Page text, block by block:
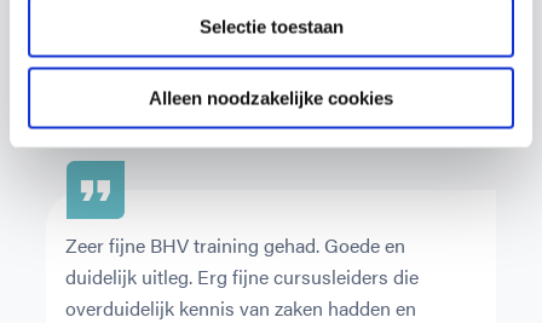
Selectie toestaan
Alleen noodzakelijke cookies
Wat zeggen cursisten over deSchok
& Pomp Cursussen?
4.7
Gebaseerd op 593 beoordelingen
Zeer fijne BHV training gehad. Goede en
duidelijk uitleg. Erg fijne cursusleiders die
overduidelijk kennis van zaken hadden en